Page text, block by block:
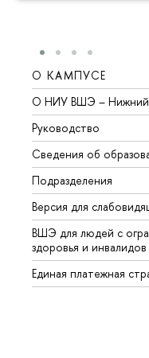
О КАМПУСЕ
О НИУ ВШЭ – Нижний
Руководство
Сведения об
Подразделения
Версия для
ВШЭ для людей с
здоровья и инвалидов
Единая платежная